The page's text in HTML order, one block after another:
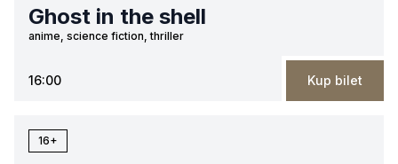
Ghost in the shell
anime, science fiction, thriller
16:00 Kup bilet
16+